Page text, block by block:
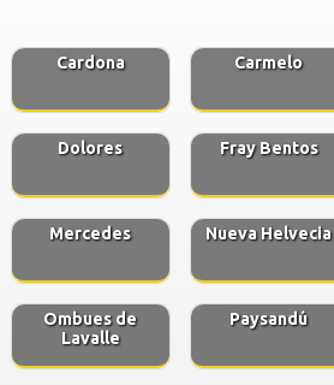
Cardona Carmelo
Dolores Fray Bentos
Mercedes Nueva Helvecia
Ombues de
Lavalle
Paysandú